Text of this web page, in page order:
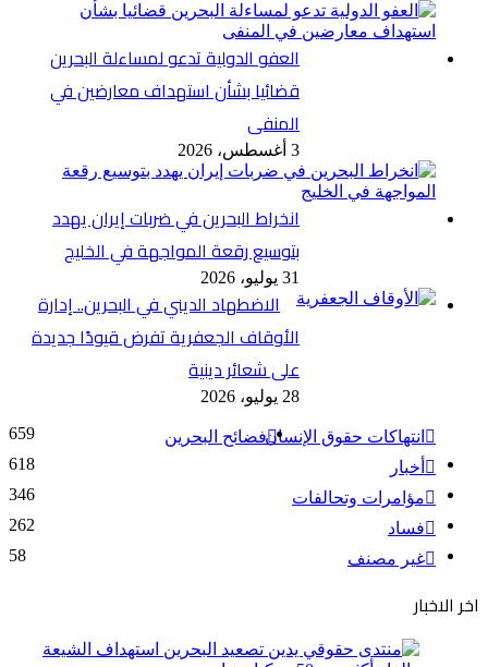
العفو الدولية تدعو لمساءلة البحرين
قضائيا بشأن استهداف معارضين في
المنفى
3 أغسطس، 2026
انخراط البحرين في ضربات إيران يهدد
بتوسيع رقعة المواجهة في الخليج
31 يوليو، 2026
الاضطهاد الديني في البحرين.. إدارة
الأوقاف الجعفرية تفرض قيودًا جديدة
على شعائر دينية
28 يوليو، 2026
انتهاكات حقوق الإنسانفضائح البحرين
659
أخبار
618
مؤامرات وتحالفات
346
فساد
262
غير مصنف
58
اخر الاخبار